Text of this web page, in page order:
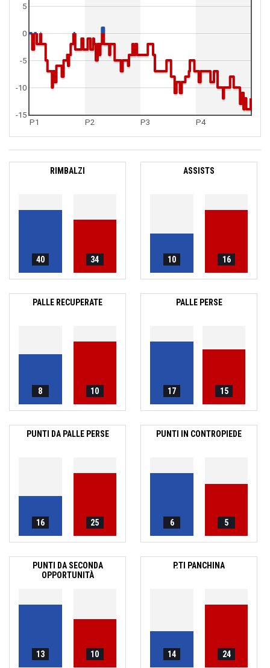
P1 P2 P3 P4
0
5
-15
-10
-5
RIMBALZI
40 34
ASSISTS
10 16
PALLE RECUPERATE
8 10
PALLE PERSE
17 15
PUNTI DA PALLE PERSE
16 25
PUNTI IN CONTROPIEDE
6 5
PUNTI DA SECONDA
OPPORTUNITÀ
13 10
P.TI PANCHINA
14 24